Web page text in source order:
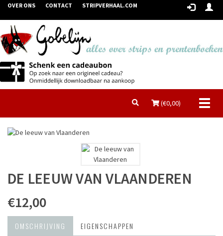
OVER ONS CONTACT STRIPVERHAAL.COM
(€0,00)
DE LEEUW VAN VLAANDEREN
€12,00
OMSCHRIJVING EIGENSCHAPPEN